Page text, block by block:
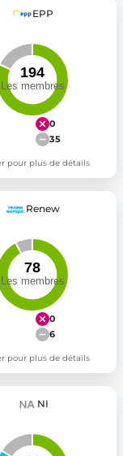
EPP
0
35
pour plus de détails
Renew
0
6
pour plus de détails
NI